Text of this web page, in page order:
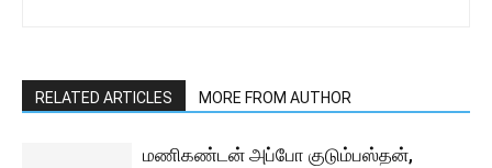
RELATED ARTICLES MORE FROM AUTHOR
மணிகண்டன் அப்போ குடும்பஸ்தன்,